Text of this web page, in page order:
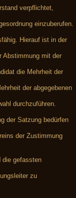
verpflichtet,
einzuberufen.
Hierauf ist in der
Abstimmung mit der
die Mehrheit der
der abgegebenen
durchzuführen.
der Satzung bedürfen
der Zustimmung
die gefassten
zu